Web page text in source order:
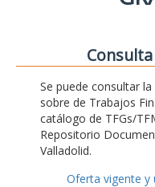
Se puede consultar
sobre de Trabajos
catálogo de TFGs/
Repositorio
Valladolid.
Oferta vigente y